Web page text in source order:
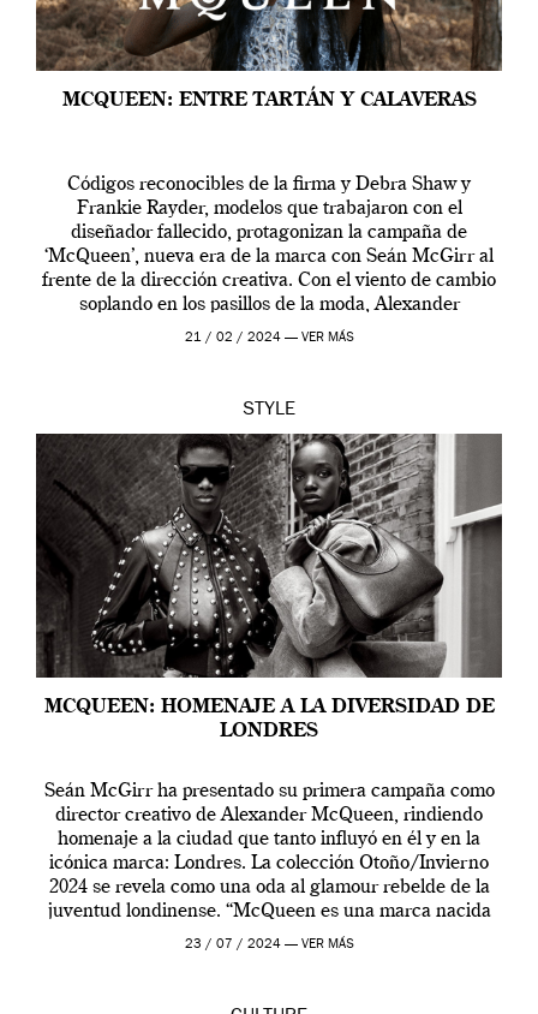
MCQUEEN: ENTRE TARTÁN Y CALAVERAS
Códigos reconocibles de la firma y Debra Shaw y
Frankie Rayder, modelos que trabajaron con el
diseñador fallecido, protagonizan la campaña de
‘McQueen’, nueva era de la marca con Seán McGirr al
frente de la dirección creativa. Con el viento de cambio
soplando en los pasillos de la moda, Alexander
McQueen se prepara para una […]
21 / 02 / 2024 — VER MÁS
STYLE
MCQUEEN: HOMENAJE A LA DIVERSIDAD DE
LONDRES
Seán McGirr ha presentado su primera campaña como
director creativo de Alexander McQueen, rindiendo
homenaje a la ciudad que tanto influyó en él y en la
icónica marca: Londres. La colección Otoño/Invierno
2024 se revela como una oda al glamour rebelde de la
juventud londinense. “McQueen es una marca nacida
en Londres y siempre ha […]
23 / 07 / 2024 — VER MÁS